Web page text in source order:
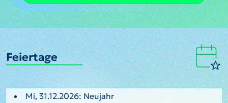
Feiertage
Mi, 31.12.2026: Neujahr